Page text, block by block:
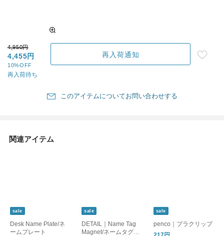
4,950円
4,455円
10%OFF
再入荷待ち
再入荷通知
このアイテムについてお問い合わせする
関連アイテム
sale
Desk Name Plate/ネ
ームプレート
sale
DETAIL｜Name Tag
Magnet/ネームタグマ
sale
penco｜プラクリップ